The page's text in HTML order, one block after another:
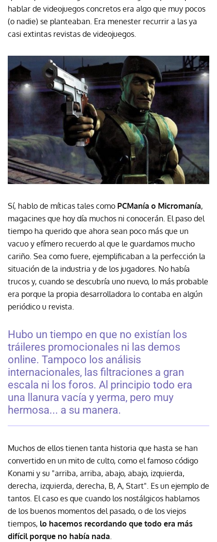
hablar de videojuegos concretos era algo que muy pocos
(o nadie) se planteaban. Era menester recurrir a las ya
casi extintas revistas de videojuegos.
Sí, hablo de míticas tales como PCManía o Micromanía,
magacines que hoy día muchos ni conocerán. El paso del
tiempo ha querido que ahora sean poco más que un
vacuo y efímero recuerdo al que le guardamos mucho
cariño. Sea como fuere, ejemplificaban a la perfección la
situación de la industria y de los jugadores. No había
trucos y, cuando se descubría uno nuevo, lo más probable
era porque la propia desarrolladora lo contaba en algún
periódico u revista.
Hubo un tiempo en que no existían los
tráileres promocionales ni las demos
online. Tampoco los análisis
internacionales, las filtraciones a gran
escala ni los foros. Al principio todo era
una llanura vacía y yerma, pero muy
hermosa... a su manera.
Muchos de ellos tienen tanta historia que hasta se han
convertido en un mito de culto, como el famoso código
Konami y su "arriba, arriba, abajo, abajo, izquierda,
derecha, izquierda, derecha, B, A, Start". Es un ejemplo de
tantos. El caso es que cuando los nostálgicos hablamos
de los buenos momentos del pasado, o de los viejos
tiempos, lo hacemos recordando que todo era más
difícil porque no había nada.